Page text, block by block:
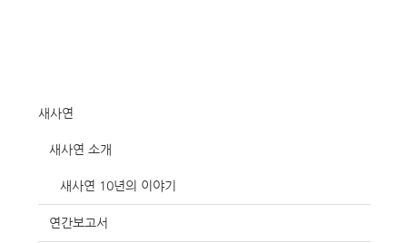
새사연
새사연 소개
새사연 10년의 이야기
연간보고서